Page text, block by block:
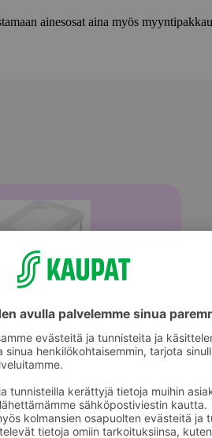
ainesosat aina myös
ja -purkit